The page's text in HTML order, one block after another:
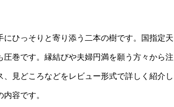
ひっそりと寄り添う二本の樹です。国指定天
巻です。縁結びや夫婦円満を願う方々から注
見どころなどをレビュー形式で詳しく紹介し
容です。